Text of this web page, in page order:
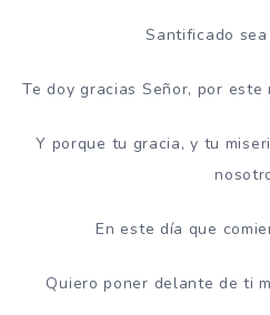
Santificado
Te doy gracias Señor, por
Y porque tu gracia, y tu
En este día que
Quiero poner delante de ti